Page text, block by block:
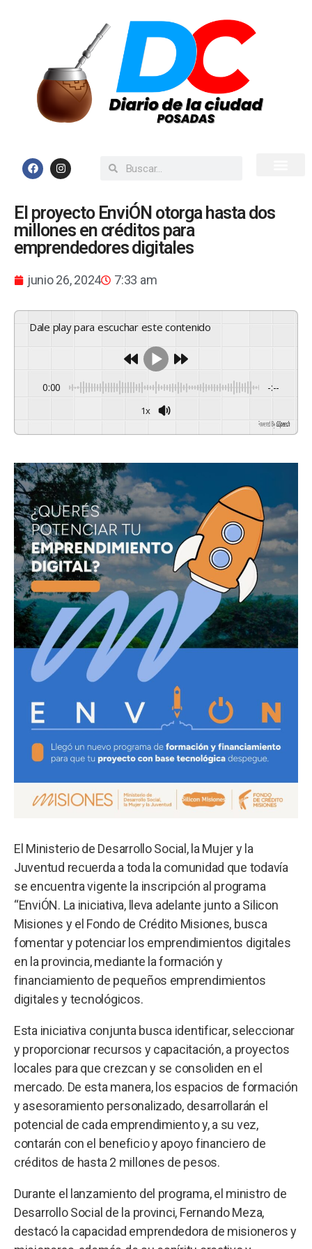
El proyecto EnviÓN otorga hasta dos
millones en créditos para
emprendedores digitales
junio 26, 2024 7:33 am
Dale play para escuchar este contenido
0:00 -:--
1x
Powered By GSpeech
El Ministerio de Desarrollo Social, la Mujer y la
Juventud recuerda a toda la comunidad que todavía
se encuentra vigente la inscripción al programa
“EnviÓN. La iniciativa, lleva adelante junto a Silicon
Misiones y el Fondo de Crédito Misiones, busca
fomentar y potenciar los emprendimientos digitales
en la provincia, mediante la formación y
financiamiento de pequeños emprendimientos
digitales y tecnológicos.
Esta iniciativa conjunta busca identificar, seleccionar
y proporcionar recursos y capacitación, a proyectos
locales para que crezcan y se consoliden en el
mercado. De esta manera, los espacios de formación
y asesoramiento personalizado, desarrollarán el
potencial de cada emprendimiento y, a su vez,
contarán con el beneficio y apoyo financiero de
créditos de hasta 2 millones de pesos.
Durante el lanzamiento del programa, el ministro de
Desarrollo Social de la provinci, Fernando Meza,
destacó la capacidad emprendedora de misioneros y